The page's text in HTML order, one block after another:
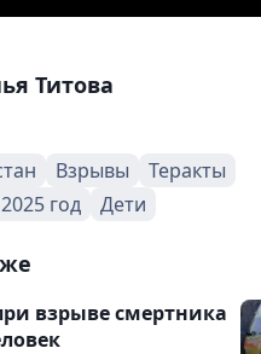
Титова
Взрывы
Теракты
2025 год Дети
взрыве смертника